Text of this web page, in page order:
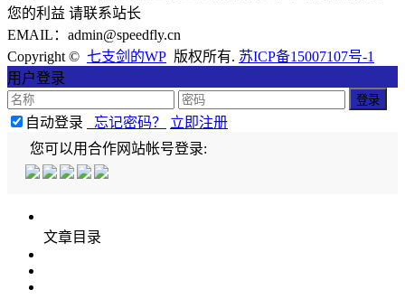
您的利益 请联系站长
EMAIL：admin@speedfly.cn
Copyright © 七支剑的WP 版权所有. 苏ICP备15007107号-1
用户登录
自动登录 忘记密码？
立即注册
您可以用合作网站帐号登录:
文章目录